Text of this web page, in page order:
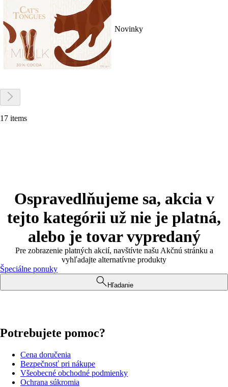
Novinky
17 items
Ospravedlňujeme sa, akcia v
tejto kategórii už nie je platná,
alebo je tovar vypredaný
Pre zobrazenie platných akcií, navštívte našu Akčnú stránku a
vyhľadajte alternatívne produkty
Špeciálne ponuky
Hľadanie
Potrebujete pomoc?
Cena doručenia
Bezpečnosť pri nákupe
Všeobecné obchodné podmienky
Ochrana súkromia